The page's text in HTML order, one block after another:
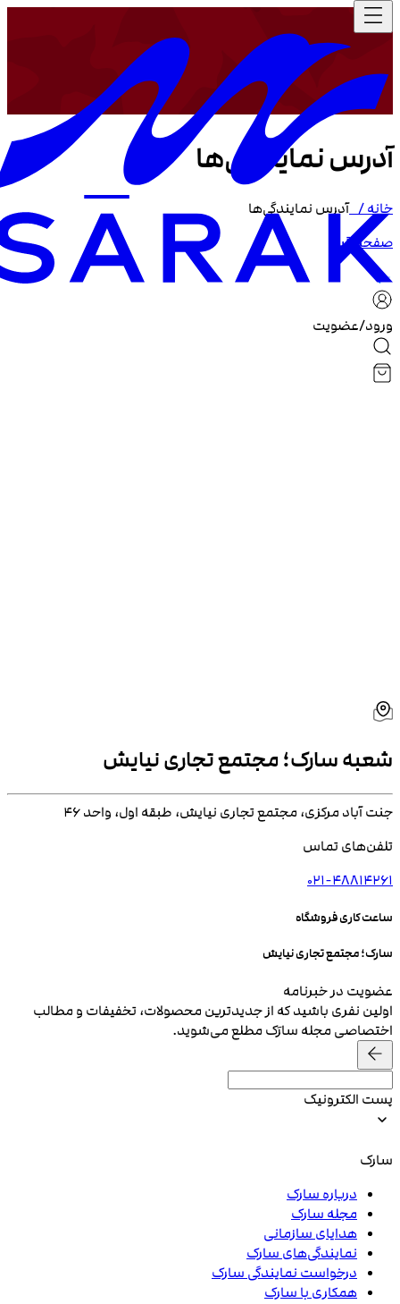
ورود/عضویت
آدرس نمایندگی‌ها
خانه /آدرس نمایندگی‌ها
صفحه قبل
شعبهسارک؛ مجتمع تجاری نیایش
جنت آباد مرکزی، مجتمع تجاری نیایش، طبقه اول، واحد 46
تلفن‌های تماس
021-48814261
ساعت کاری فروشگاه
سارک؛ مجتمع تجاری نیایش
عضویت در خبرنامه
اولین نفری باشید که از جدیدترین محصولات، تخفیفات و مطالب
اختصاصی مجله سارَک مطلع می‌شوید.
پست الکترونیک
سارک
درباره سارک
مجله سارک
هدایای سازمانی
نمایندگی‌های سارک
درخواست نمایندگی سارک
همکاری با سارک